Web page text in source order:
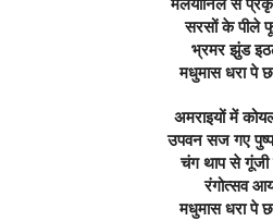
मलयानिल से
सरसों के पीले
भ्रमर झुंड
मधुमास धरा पे
अमराइयों में
उपवन सज गए
चंग थाप से गूंजी
रंगोत्सव
मधुमास धरा पे